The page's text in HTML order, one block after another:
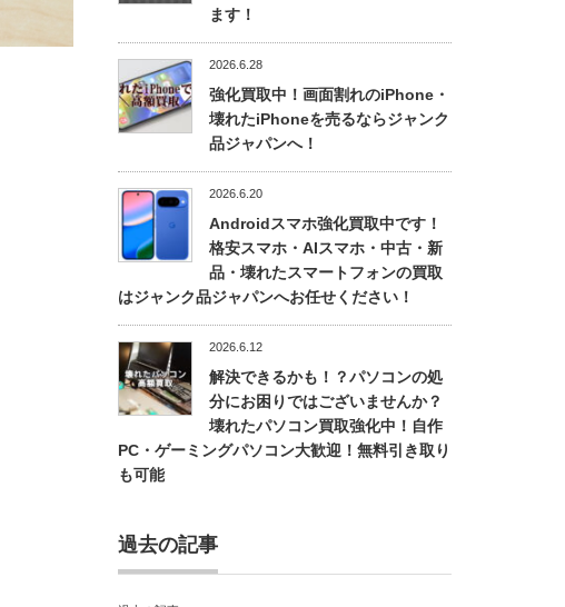
ます！
2026.6.28
強化買取中！画面割れのiPhone・
壊れたiPhoneを売るならジャンク
品ジャパンへ！
2026.6.20
Androidスマホ強化買取中です！
格安スマホ・AIスマホ・中古・新
品・壊れたスマートフォンの買取
はジャンク品ジャパンへお任せください！
2026.6.12
解決できるかも！？パソコンの処
分にお困りではございませんか？
壊れたパソコン買取強化中！自作
PC・ゲーミングパソコン大歓迎！無料引き取り
も可能
過去の記事